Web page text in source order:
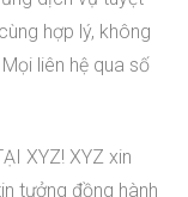
hợp lý, không
liên hệ qua số
XYZ! XYZ xin
tưởng đồng hành